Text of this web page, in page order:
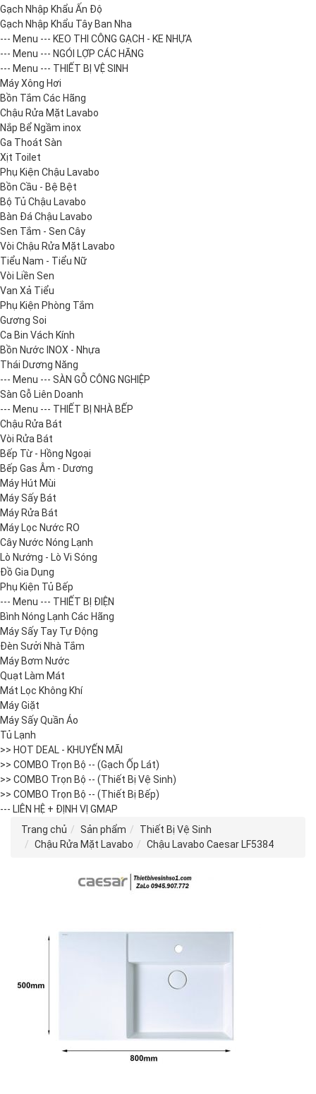
Gạch Nhập Khẩu Ấn Độ
Gạch Nhập Khẩu Tây Ban Nha
--- Menu --- KEO THI CÔNG GẠCH - KE NHỰA
--- Menu --- NGÓI LỢP CÁC HÃNG
--- Menu --- THIẾT BỊ VỆ SINH
Máy Xông Hơi
Bồn Tắm Các Hãng
Chậu Rửa Mặt Lavabo
Nắp Bể Ngầm inox
Ga Thoát Sàn
Xịt Toilet
Phụ Kiện Chậu Lavabo
Bồn Cầu - Bệ Bệt
Bộ Tủ Chậu Lavabo
Bàn Đá Chậu Lavabo
Sen Tắm - Sen Cây
Vòi Chậu Rửa Mặt Lavabo
Tiểu Nam - Tiểu Nữ
Vòi Liền Sen
Van Xả Tiểu
Phụ Kiện Phòng Tắm
Gương Soi
Ca Bin Vách Kính
Bồn Nước INOX - Nhựa
Thái Dương Năng
--- Menu --- SÀN GỖ CÔNG NGHIỆP
Sàn Gỗ Liên Doanh
--- Menu --- THIẾT BỊ NHÀ BẾP
Chậu Rửa Bát
Vòi Rửa Bát
Bếp Từ - Hồng Ngoại
Bếp Gas Âm - Dương
Máy Hút Mùi
Máy Sấy Bát
Máy Rửa Bát
Máy Lọc Nước RO
Cây Nước Nóng Lạnh
Lò Nướng - Lò Vi Sóng
Đồ Gia Dụng
Phụ Kiện Tủ Bếp
--- Menu --- THIẾT BỊ ĐIỆN
Bình Nóng Lạnh Các Hãng
Máy Sấy Tay Tự Động
Đèn Sưởi Nhà Tắm
Máy Bơm Nước
Quạt Làm Mát
Mát Lọc Không Khí
Máy Giặt
Máy Sấy Quần Áo
Tủ Lạnh
>> HOT DEAL - KHUYẾN MÃI
>> COMBO Trọn Bộ -- (Gạch Ốp Lát)
>> COMBO Trọn Bộ -- (Thiết Bị Vệ Sinh)
>> COMBO Trọn Bộ -- (Thiết Bị Bếp)
--- LIÊN HỆ + ĐỊNH VỊ GMAP
Trang chủ
Sản phẩm
Thiết Bị Vệ Sinh
Chậu Rửa Mặt Lavabo
Chậu Lavabo Caesar LF5384